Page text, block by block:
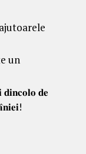
un
𝐝𝐢𝐧𝐜𝐨𝐥𝐨 𝐝𝐞